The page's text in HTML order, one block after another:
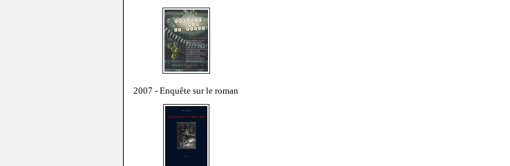
2007 - Enquête sur le roman